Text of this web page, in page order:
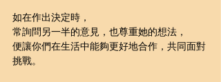
如在作出決定時，
常詢問另一半的意見，也尊重她的想法，
便讓你們在生活中能夠更好地合作，共同面對
挑戰。